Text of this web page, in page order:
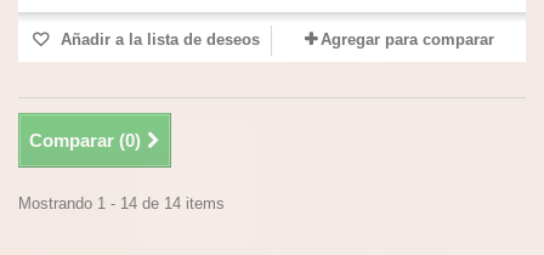
Añadir a la lista de deseos Agregar para comparar
Comparar (0)
Mostrando 1 - 14 de 14 items